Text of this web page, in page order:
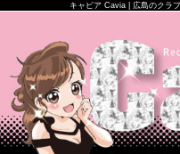
キャビア Cavia | 広島のクラ